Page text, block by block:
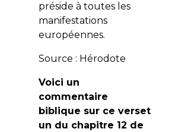
préside à toutes les
manifestations
européennes.
Source : Hérodote
Voici un
commentaire
biblique sur ce verset
un du chapitre 12 de